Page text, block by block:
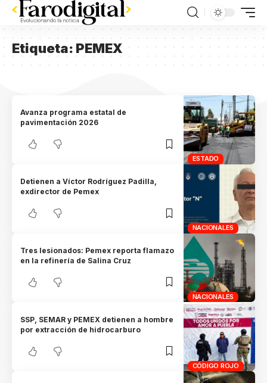
Etiqueta:PEMEX
ESTADO
Avanza programa estatal de
pavimentación 2026
NACIONALES
Detienen a Víctor Rodríguez Padilla,
exdirector de Pemex
NACIONALES
Tres lesionados: Pemex reporta flamazo
en la refinería de Salina Cruz
CÓDIGO ROJO
SSP, SEMAR y PEMEX detienen a hombre
por extracción de hidrocarburo